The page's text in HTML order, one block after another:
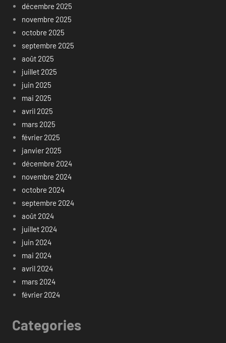
décembre 2025
novembre 2025
octobre 2025
septembre 2025
août 2025
juillet 2025
juin 2025
mai 2025
avril 2025
mars 2025
février 2025
janvier 2025
décembre 2024
novembre 2024
octobre 2024
septembre 2024
août 2024
juillet 2024
juin 2024
mai 2024
avril 2024
mars 2024
février 2024
Categories